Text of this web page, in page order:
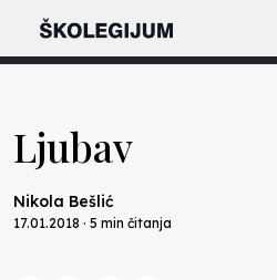
Ljubav
Nikola Bešlić
17.01.2018 · 5 min čitanja